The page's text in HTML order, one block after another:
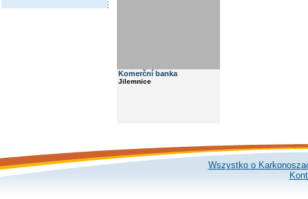
Komerční banka
Jilemnice
Wszystko o